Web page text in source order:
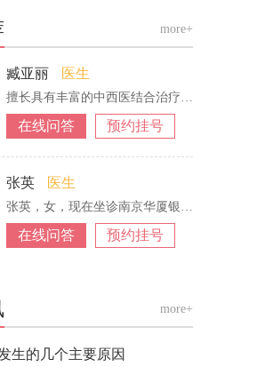
more+
臧亚丽 医生
在线问答 预约挂号
张英 医生
在线问答 预约挂号
more+
生的几个主要原因